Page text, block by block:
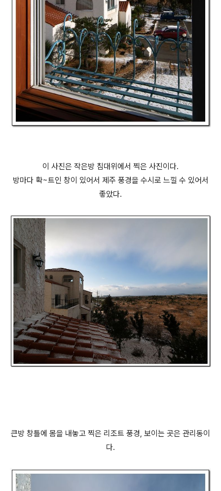
이 사진은 작은방 침대위에서 찍은 사진이다.
방마다 확~트인 창이 있어서 제주 풍경을 수시로 느낄 수 있어서
좋았다.
큰방 창틀에 몸을 내놓고 찍은 리조트 풍경, 보이는 곳은 관리동이
다.